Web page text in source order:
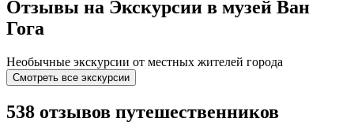
Отзывы на Экскурсии в музей Ван
Гога
Необычные экскурсии от местных жителей города
Смотреть все экскурсии
538 отзывов путешественников